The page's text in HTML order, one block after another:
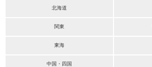
北海道
関東
東海
中国・四国